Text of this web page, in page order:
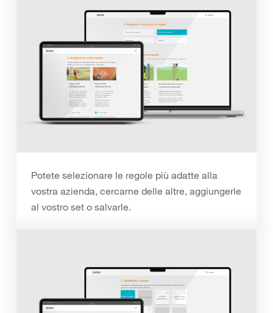
Potete selezionare le regole più adatte alla
vostra azienda, cercarne delle altre, aggiungerle
al vostro set o salvarle.